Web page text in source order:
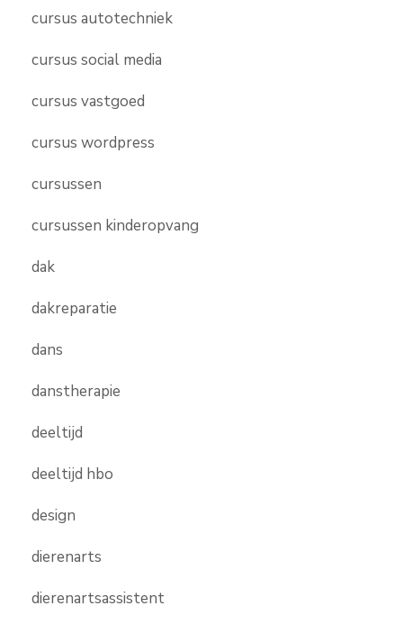
cursus autotechniek
cursus social media
cursus vastgoed
cursus wordpress
cursussen
cursussen kinderopvang
dak
dakreparatie
dans
danstherapie
deeltijd
deeltijd hbo
design
dierenarts
dierenartsassistent